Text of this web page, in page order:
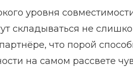
уровня
складываться не
что порой
на самом рассвете